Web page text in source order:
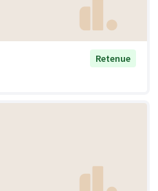
Retenue